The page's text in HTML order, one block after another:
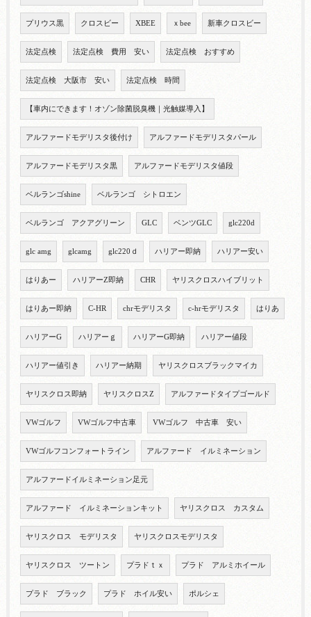
プリウス黒 クロスビー XBEE ｘbee 新車クロスビー
法定点検 法定点検 費用 安い 法定点検 おすすめ
法定点検 大阪市 安い 法定点検 時間
【車内にできます！オゾン除菌脱臭機｜光触媒導入】
アルファードモデリスタ後付け アルファードモデリスタパール
アルファードモデリスタ黒 アルファードモデリスタ値段
ベルランゴshine ベルランゴ シトロエン
ベルランゴ アクアグリーン GLC ベンツGLC glc220d
glc amg glcamg glc220ｄ ハリアー即納 ハリアー安い
はりあー ハリアーZ即納 CHR ヤリスクロスハイブリット
はりあー即納 C-HR chrモデリスタ c-hrモデリスタ はりあ
ハリアーG ハリアーｇ ハリアーG即納 ハリアー値段
ハリアー値引き ハリアー納期 ヤリスクロスブラックマイカ
ヤリスクロス即納 ヤリスクロスZ アルファードタイプゴールド
VWゴルフ VWゴルフ中古車 VWゴルフ 中古車 安い
VWゴルフコンフォートライン アルファード イルミネーション
アルファードイルミネーション足元
アルファード イルミネーションキット ヤリスクロス カスタム
ヤリスクロス モデリスタ ヤリスクロスモデリスタ
ヤリスクロス ツートン プラドｔｘ プラド アルミホイール
プラド ブラック プラド ホイル安い ポルシェ